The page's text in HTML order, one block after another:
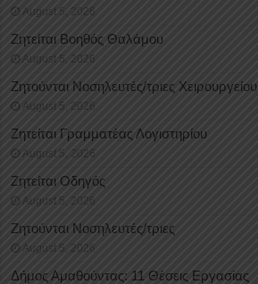
August 5, 2026
Ζητείται Βοηθός Θαλάμου
August 5, 2026
Ζητούνται Νοσηλευτές/τριες Χειρουργείου
August 5, 2026
Ζητείται Γραμματέας Λογιστηρίου
August 5, 2026
Ζητείται Οδηγός
August 5, 2026
Ζητούνται Νοσηλευτές/τριες
August 5, 2026
Δήμος Αμαθούντας: 11 Θέσεις Εργασίας